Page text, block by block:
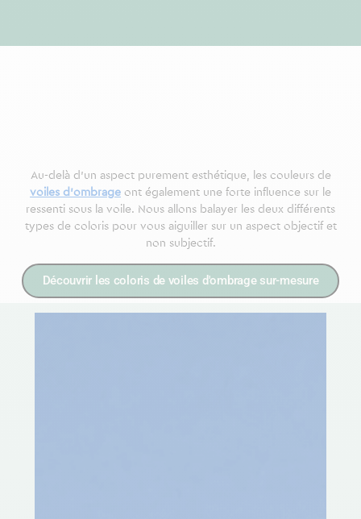
Au-delà d’un aspect purement esthétique, les couleurs de
voiles d’ombrage ont également une forte influence sur le
ressenti sous la voile. Nous allons balayer les deux différents
types de coloris pour vous aiguiller sur un aspect objectif et
non subjectif.
Découvrir les coloris de voiles d'ombrage sur-mesure